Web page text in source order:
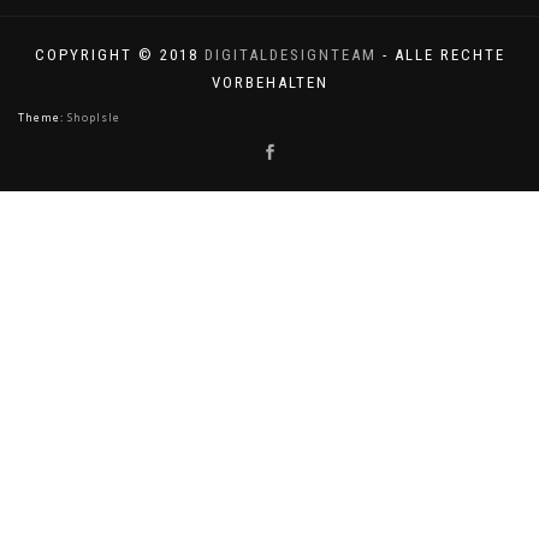
COPYRIGHT © 2018 DIGITALDESIGNTEAM - ALLE RECHTE
VORBEHALTEN
Theme: ShopIsle